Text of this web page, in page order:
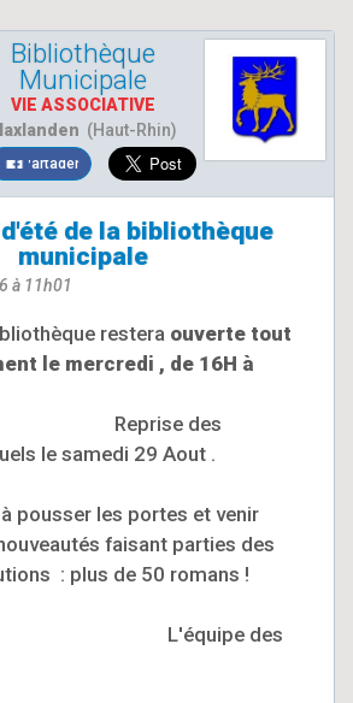
Bibliothèque
Municipale
VIE ASSOCIATIVE
(Haut-Rhin)
Partager
de la bibliothèque
municipale
à 11h01
restera ouverte tout
le mercredi , de 16H à
des
le samedi 29 Aout .
pousser les portes et venir
faisant parties des
: plus de 50 romans !
des